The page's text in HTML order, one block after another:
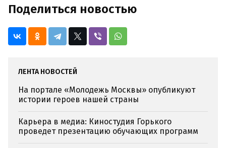
Поделиться новостью
ЛЕНТА НОВОСТЕЙ
На портале «Молодежь Москвы» опубликуют
истории героев нашей страны
Карьера в медиа: Киностудия Горького
проведет презентацию обучающих программ